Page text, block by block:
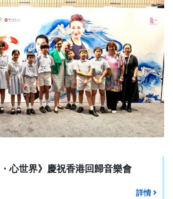
心世界》慶祝香港回歸音樂會
詳情